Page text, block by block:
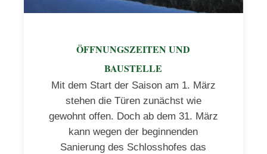
ÖFFNUNGSZEITEN UND
BAUSTELLE
Mit dem Start der Saison am 1. März
stehen die Türen zunächst wie
gewohnt offen. Doch ab dem 31. März
kann wegen der beginnenden
Sanierung des Schlosshofes das